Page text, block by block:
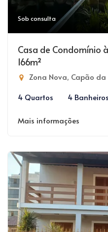
Sob consulta
Casa de Condomínio
166m²
Zona Nova, Capão da
4 Quartos
4 Banheiros
Mais informações